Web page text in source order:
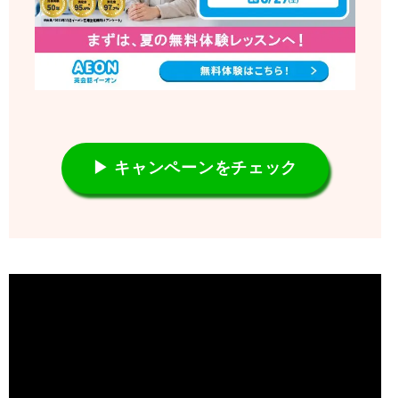
▶ キャンペーンをチェック